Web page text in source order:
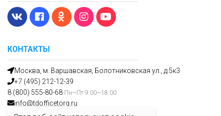
КОНТАКТЫ
Москва, м. Варшавская, Болотниковская ул., д.5к3
+7 (495) 212-12-39
8 (800) 555-80-68 Пн—Пт 9:00—18:00
info@tdofficetorg.ru